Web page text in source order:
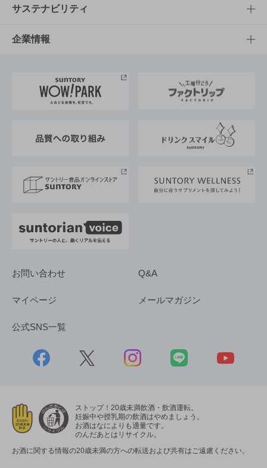
商品発売情報
栄養成分一覧
キャンペーン
工場見学
地域情報
文化・スポーツTOP
サントリーホール
サントリーサンバーズ大阪
サステナビリティ
サステナビリティTOP
サントリーが考えるサステナビリティ経営
企業情報
企業概要
採用情報
お問い合わせ Q&A
マイページ メールマガジン
公式SNS一覧
ストップ！20歳未満飲酒・飲酒運転。
妊娠中や授乳期の飲酒はやめましょう。
お酒はなによりも適量です。
のんだあとはリサイクル。
お酒に関する情報の20歳未満の方への転送および共有はご遠慮ください。